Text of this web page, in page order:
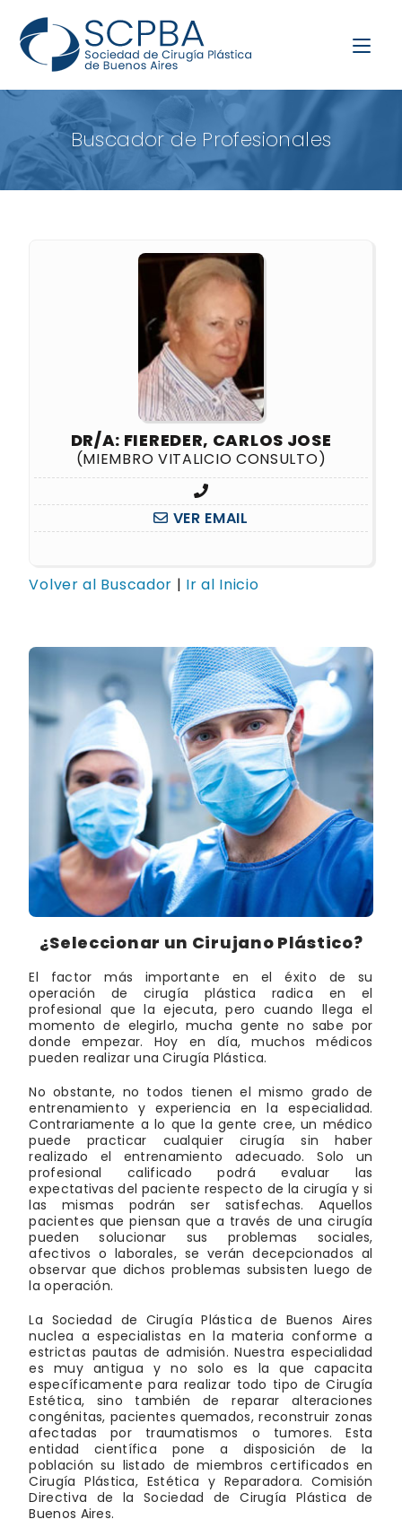
Buscador de Profesionales
DR/A: FIEREDER, CARLOS JOSE
(MIEMBRO VITALICIO CONSULTO)
VER EMAIL
Volver al Buscador | Ir al Inicio
¿Seleccionar un Cirujano Plástico?
El factor más importante en el éxito de su
operación de cirugía plástica radica en el
profesional que la ejecuta, pero cuando llega el
momento de elegirlo, mucha gente no sabe por
donde empezar. Hoy en día, muchos médicos
pueden realizar una Cirugía Plástica.
No obstante, no todos tienen el mismo grado de
entrenamiento y experiencia en la especialidad.
Contrariamente a lo que la gente cree, un médico
puede practicar cualquier cirugía sin haber
realizado el entrenamiento adecuado. Solo un
profesional calificado podrá evaluar las
expectativas del paciente respecto de la cirugía y si
las mismas podrán ser satisfechas. Aquellos
pacientes que piensan que a través de una cirugía
pueden solucionar sus problemas sociales,
afectivos o laborales, se verán decepcionados al
observar que dichos problemas subsisten luego de
la operación.
La Sociedad de Cirugía Plástica de Buenos Aires
nuclea a especialistas en la materia conforme a
estrictas pautas de admisión. Nuestra especialidad
es muy antigua y no solo es la que capacita
específicamente para realizar todo tipo de Cirugía
Estética, sino también de reparar alteraciones
congénitas, pacientes quemados, reconstruir zonas
afectadas por traumatismos o tumores. Esta
entidad científica pone a disposición de la
población su listado de miembros certificados en
Cirugía Plástica, Estética y Reparadora. Comisión
Directiva de la Sociedad de Cirugía Plástica de
Buenos Aires.